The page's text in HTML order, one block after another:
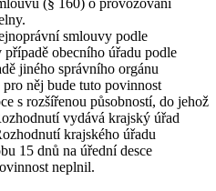
(§ 160) o provozování
smlouvy podle
případě obecního úřadu podle
jiného správního orgánu
něj bude tuto povinnost
s rozšířenou působností, do jehož
vydává krajský úřad
krajského úřadu
15 dnů na úřední desce
neplnil.